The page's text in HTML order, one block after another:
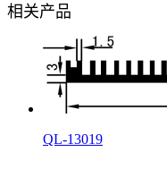
相关产品
QL-13019